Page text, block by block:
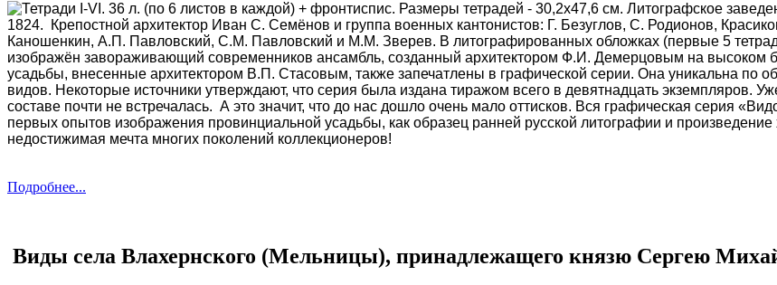
Тетради I-VI. 36 л. (по 6 листов в каждой) + фронтиспис. Размеры тетрадей - 30,2х47,6 см. Литографское
1824. Крепостной архитектор Иван С. Семёнов и группа военных кантонистов: Г. Безуглов, С. Родионов,
Каношенкин, А.П. Павловский, С.М. Павловский и М.М. Зверев. В литографированных обложках (первые 5
изображён завораживающий современников ансамбль, созданный архитектором Ф.И. Демерцовым на
усадьбы, внесенные архитектором В.П. Стасовым, также запечатлены в графической серии. Она уникальна по
видов. Некоторые источники утверждают, что серия была издана тиражом всего в девятнадцать экземпляров.
составе почти не встречалась. А это значит, что до нас дошло очень мало оттисков. Вся графическая серия
первых опытов изображения провинциальной усадьбы, как образец ранней русской литографии и
недостижимая мечта многих поколений коллекционеров!
Подробнее...
Виды села Влахернского (Мельницы), принадлежащего князю Сергею